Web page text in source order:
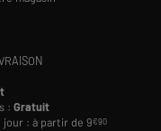
:Gratuit
: à partir de 9€90